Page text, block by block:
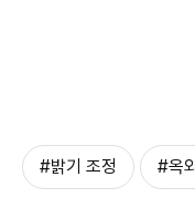
#밝기 조정 #옥